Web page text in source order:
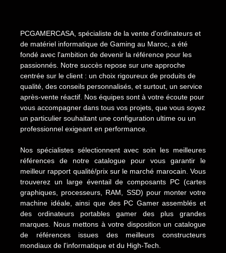
PCGAMERCASA, spécialiste de la vente d'ordinateurs et
de matériel informatique de Gaming au Maroc, a été
fondé avec l'ambition de devenir la référence pour les
passionnés. Notre succès repose sur une approche
centrée sur le client : un choix rigoureux de produits de
qualité, des conseils personnalisés, et surtout, un service
après-vente réactif. Nos équipes sont à votre écoute pour
vous accompagner dans tous vos projets, que vous soyez
un particulier souhaitant une configuration ultime ou un
professionnel exigeant en performance.
Nos spécialistes sélectionnent avec soin les meilleures
références de notre catalogue pour vous garantir le
meilleur rapport qualité/prix sur le marché marocain. Vous
trouverez un large éventail de composants PC (cartes
graphiques, processeurs, RAM, SSD) pour monter votre
machine idéale, ainsi que des PC Gamer assemblés et
des ordinateurs portables gamer des plus grandes
marques. Nous mettons à votre disposition un catalogue
de références issues des meilleurs constructeurs
mondiaux de l'informatique et du High-Tech.